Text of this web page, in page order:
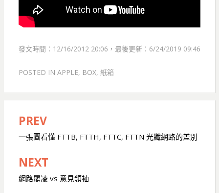
發文時間：12/16/2012 20:06，最後更新：6/24/2019 09:46
POSTED IN APPLE, BOX, 紙箱
文
章
導
覽
PREV
一張圖看懂 FTTB, FTTH, FTTC, FTTN 光纖網路的差別
NEXT
網路罷凌 vs 意見領袖